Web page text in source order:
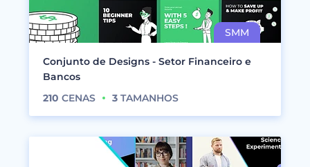
Conjunto de Designs - Setor Financeiro e
Bancos
210 CENAS 3 TAMANHOS